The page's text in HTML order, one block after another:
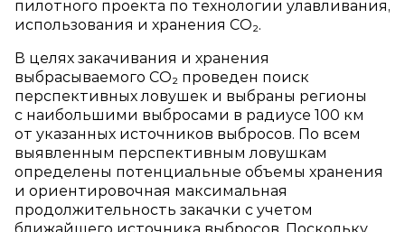
пилотного проекта по технологии улавливания,
использования и хранения СО₂.
В целях закачивания и хранения
выбрасываемого СО₂ проведен поиск
перспективных ловушек и выбраны регионы
с наибольшими выбросами в радиусе 100 км
от указанных источников выбросов. По всем
выявленным перспективным ловушкам
определены потенциальные объемы хранения
и ориентировочная максимальная
продолжительность закачки с учетом